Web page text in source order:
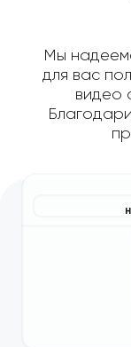
Мы
для вас
видео